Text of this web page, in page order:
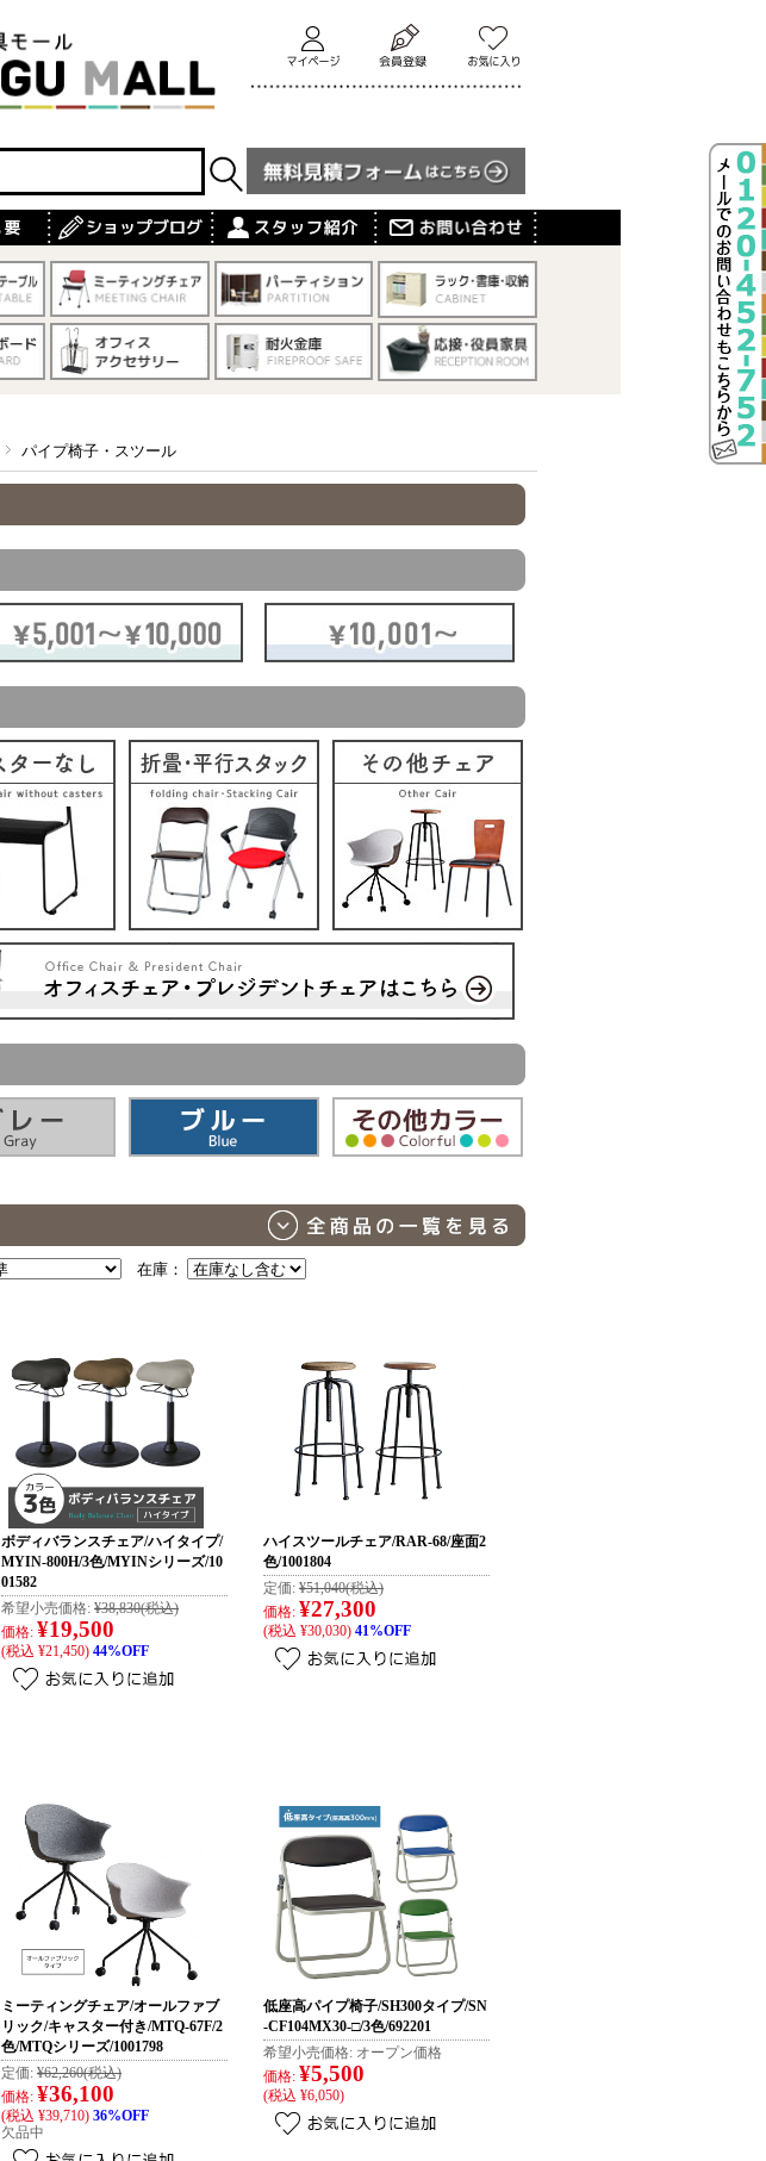
パイプ椅子・スツール
在庫：
ボディバランスチェア/ハイタイプ/
MYIN-800H/3色/MYINシリーズ/10
01582
希望小売価格: ¥38,830(税込)
価格: ¥19,500
(税込 ¥21,450) 44%OFF
ハイスツールチェア/RAR-68/座面2
色/1001804
定価: ¥51,040(税込)
価格: ¥27,300
(税込 ¥30,030) 41%OFF
ミーティングチェア/オールファブ
リック/キャスター付き/MTQ-67F/2
色/MTQシリーズ/1001798
定価: ¥62,260(税込)
価格: ¥36,100
(税込 ¥39,710) 36%OFF
欠品中
低座高パイプ椅子/SH300タイプ/SN
-CF104MX30-□/3色/692201
希望小売価格: オープン価格
価格: ¥5,500
(税込 ¥6,050)